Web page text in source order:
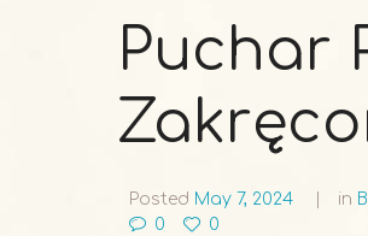
Puchar
Posted May 7, 2024 in
0
0